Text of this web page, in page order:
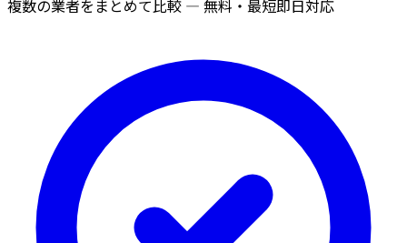
複数の業者をまとめて比較 — 無料・最短即日対応